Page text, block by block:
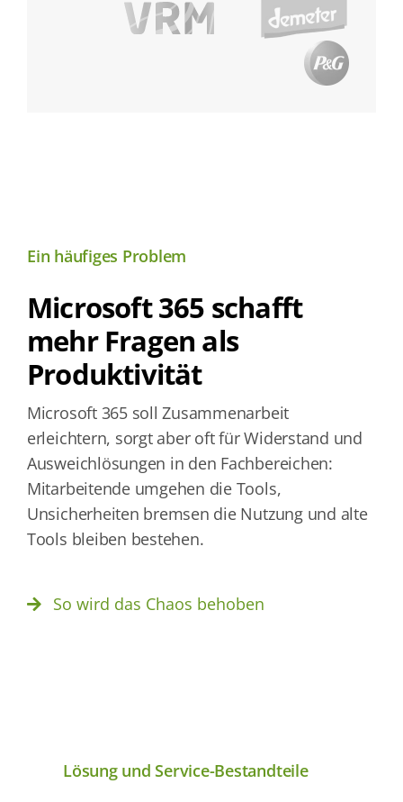
Ein häufiges Problem
Microsoft 365 schafft
mehr Fragen als
Produktivität
Microsoft 365 soll Zusammenarbeit
erleichtern, sorgt aber oft für Widerstand und
Ausweichlösungen in den Fachbereichen:
Mitarbeitende umgehen die Tools,
Unsicherheiten bremsen die Nutzung und alte
Tools bleiben bestehen.
So wird das Chaos behoben
Lösung und Service-Bestandteile